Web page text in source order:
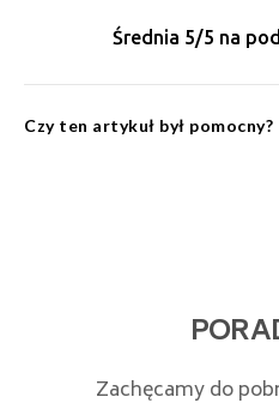
Średnia 5/5 na
Czy ten artykuł był pomocny?
Zachęcamy do